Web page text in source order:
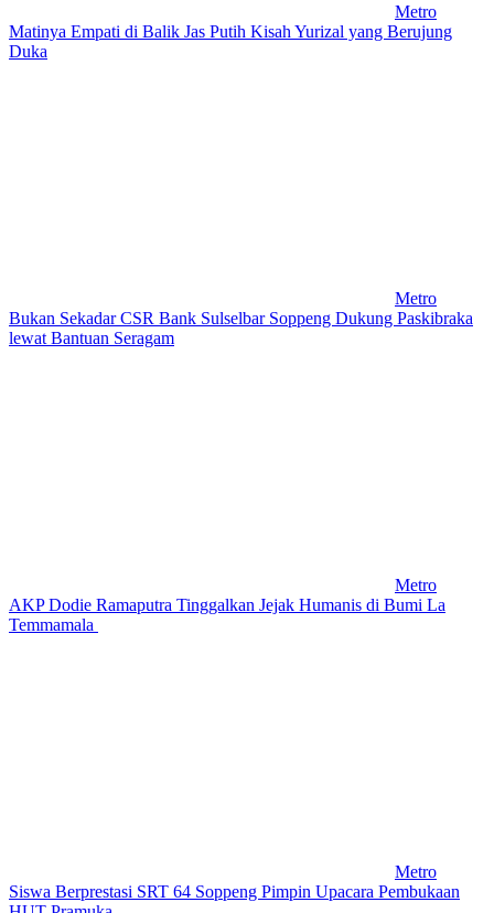
Metro
Matinya Empati di Balik Jas Putih Kisah Yurizal yang Berujung
Duka
Metro
Bukan Sekadar CSR Bank Sulselbar Soppeng Dukung Paskibraka
lewat Bantuan Seragam
Metro
AKP Dodie Ramaputra Tinggalkan Jejak Humanis di Bumi La
Temmamala
Metro
Siswa Berprestasi SRT 64 Soppeng Pimpin Upacara Pembukaan